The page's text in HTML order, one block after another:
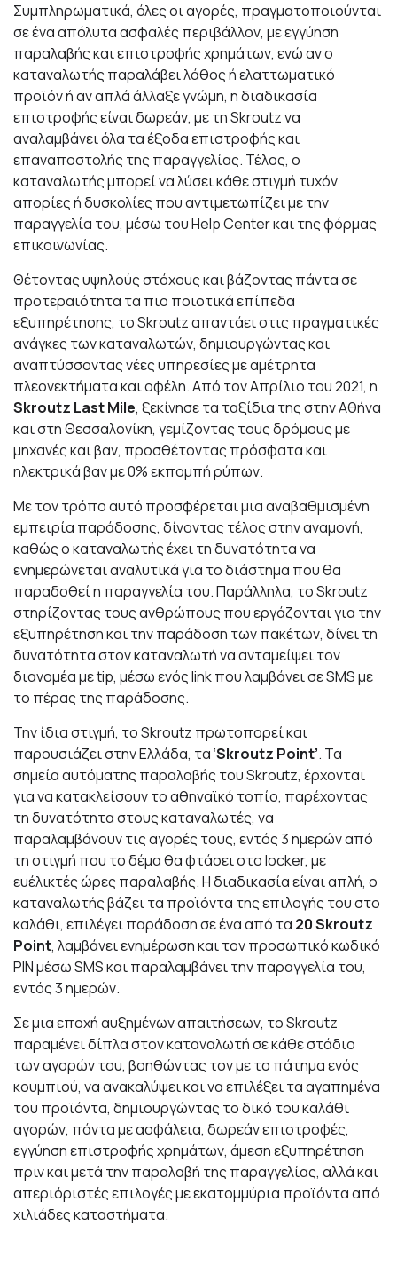
Συμπληρωματικά, όλες οι αγορές, πραγματοποιούνται
σε ένα απόλυτα ασφαλές περιβάλλον, με εγγύηση
παραλαβής και επιστροφής χρημάτων, ενώ αν ο
καταναλωτής παραλάβει λάθος ή ελαττωματικό
προϊόν ή αν απλά άλλαξε γνώμη, η διαδικασία
επιστροφής είναι δωρεάν, με τη Skroutz να
αναλαμβάνει όλα τα έξοδα επιστροφής και
επαναποστολής της παραγγελίας. Τέλος, ο
καταναλωτής μπορεί να λύσει κάθε στιγμή τυχόν
απορίες ή δυσκολίες που αντιμετωπίζει με την
παραγγελία του, μέσω του Help Center και της φόρμας
επικοινωνίας.
Θέτοντας υψηλούς στόχους και βάζοντας πάντα σε
προτεραιότητα τα πιο ποιοτικά επίπεδα
εξυπηρέτησης, το Skroutz απαντάει στις πραγματικές
ανάγκες των καταναλωτών, δημιουργώντας και
αναπτύσσοντας νέες υπηρεσίες με αμέτρητα
πλεονεκτήματα και οφέλη. Από τον Απρίλιο του 2021, η
Skroutz Last Mile, ξεκίνησε τα ταξίδια της στην Αθήνα
και στη Θεσσαλονίκη, γεμίζοντας τους δρόμους με
μηχανές και βαν, προσθέτοντας πρόσφατα και
ηλεκτρικά βαν με 0% εκπομπή ρύπων.
Με τον τρόπο αυτό προσφέρεται μια αναβαθμισμένη
εμπειρία παράδοσης, δίνοντας τέλος στην αναμονή,
καθώς ο καταναλωτής έχει τη δυνατότητα να
ενημερώνεται αναλυτικά για το διάστημα που θα
παραδοθεί η παραγγελία του. Παράλληλα, το Skroutz
στηρίζοντας τους ανθρώπους που εργάζονται για την
εξυπηρέτηση και την παράδοση των πακέτων, δίνει τη
δυνατότητα στον καταναλωτή να ανταμείψει τον
διανομέα με tip, μέσω ενός link που λαμβάνει σε SMS με
το πέρας της παράδοσης.
Την ίδια στιγμή, το Skroutz πρωτοπορεί και
παρουσιάζει στην Ελλάδα, τα ‘Skroutz Point’. Τα
σημεία αυτόματης παραλαβής του Skroutz, έρχονται
για να κατακλείσουν το αθηναϊκό τοπίο, παρέχοντας
τη δυνατότητα στους καταναλωτές, να
παραλαμβάνουν τις αγορές τους, εντός 3 ημερών από
τη στιγμή που το δέμα θα φτάσει στο locker, με
ευέλικτές ώρες παραλαβής. Η διαδικασία είναι απλή, ο
καταναλωτής βάζει τα προϊόντα της επιλογής του στο
καλάθι, επιλέγει παράδοση σε ένα από τα 20 Skroutz
Point, λαμβάνει ενημέρωση και τον προσωπικό κωδικό
PIN μέσω SMS και παραλαμβάνει την παραγγελία του,
εντός 3 ημερών.
Σε μια εποχή αυξημένων απαιτήσεων, το Skroutz
παραμένει δίπλα στον καταναλωτή σε κάθε στάδιο
των αγορών του, βοηθώντας τον με το πάτημα ενός
κουμπιού, να ανακαλύψει και να επιλέξει τα αγαπημένα
του προϊόντα, δημιουργώντας το δικό του καλάθι
αγορών, πάντα με ασφάλεια, δωρεάν επιστροφές,
εγγύηση επιστροφής χρημάτων, άμεση εξυπηρέτηση
πριν και μετά την παραλαβή της παραγγελίας, αλλά και
απεριόριστές επιλογές με εκατομμύρια προϊόντα από
χιλιάδες καταστήματα.